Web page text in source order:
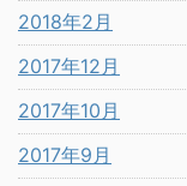
2018年2月
2017年12月
2017年10月
2017年9月